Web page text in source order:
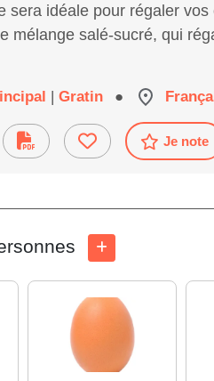
sera idéale pour régaler
mélange salé-sucré, qui
| Gratin ●
Je note